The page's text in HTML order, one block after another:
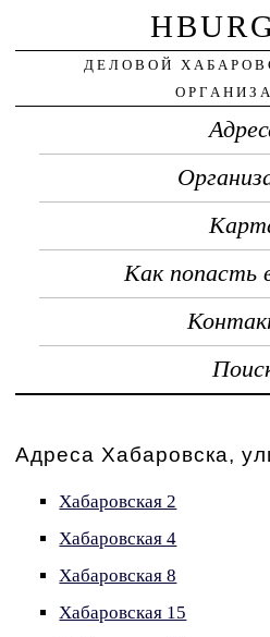
ДЕЛОВОЙ
Как попасть
Адреса Хабаровска,
Хабаровская 2
Хабаровская 4
Хабаровская 8
Хабаровская 15